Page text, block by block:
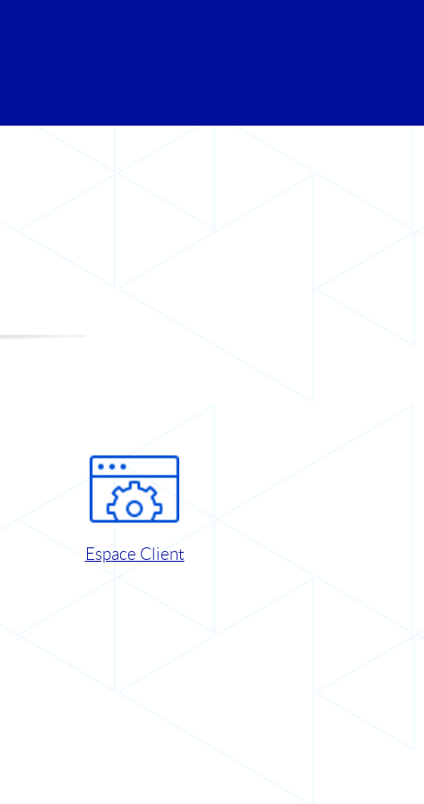
Espace Client